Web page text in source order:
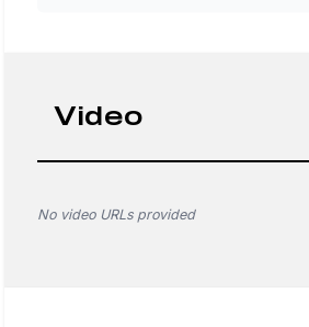
Video
No video URLs provided